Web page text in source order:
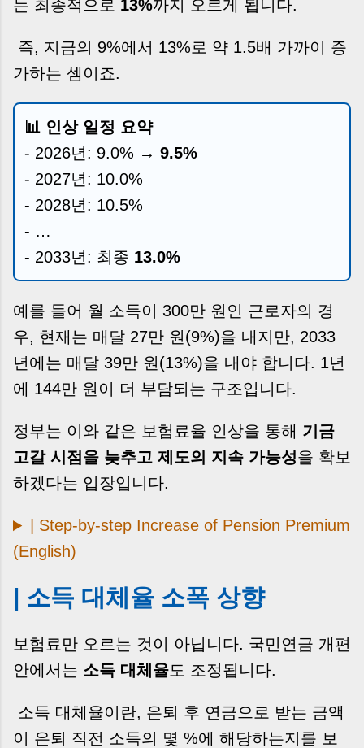
는 최종적으로 13%까지 오르게 됩니다.
즉, 지금의 9%에서 13%로 약 1.5배 가까이 증
가하는 셈이죠.
📊 인상 일정 요약
- 2026년: 9.0% → 9.5%
- 2027년: 10.0%
- 2028년: 10.5%
- …
- 2033년: 최종 13.0%
예를 들어 월 소득이 300만 원인 근로자의 경
우, 현재는 매달 27만 원(9%)을 내지만, 2033
년에는 매달 39만 원(13%)을 내야 합니다. 1년
에 144만 원이 더 부담되는 구조입니다.
정부는 이와 같은 보험료율 인상을 통해 기금
고갈 시점을 늦추고 제도의 지속 가능성을 확보
하겠다는 입장입니다.
| Step-by-step Increase of Pension Premium
(English)
| 소득 대체율 소폭 상향
보험료만 오르는 것이 아닙니다. 국민연금 개편
안에서는 소득 대체율도 조정됩니다.
소득 대체율이란, 은퇴 후 연금으로 받는 금액
이 은퇴 직전 소득의 몇 %에 해당하는지를 보